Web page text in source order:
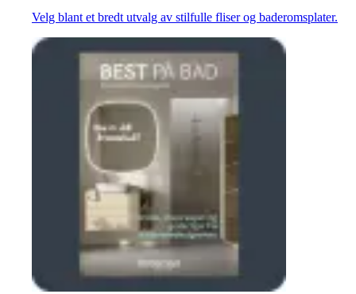
Velg blant et bredt utvalg av stilfulle fliser og baderomsplater.